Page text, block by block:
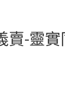
賣-靈